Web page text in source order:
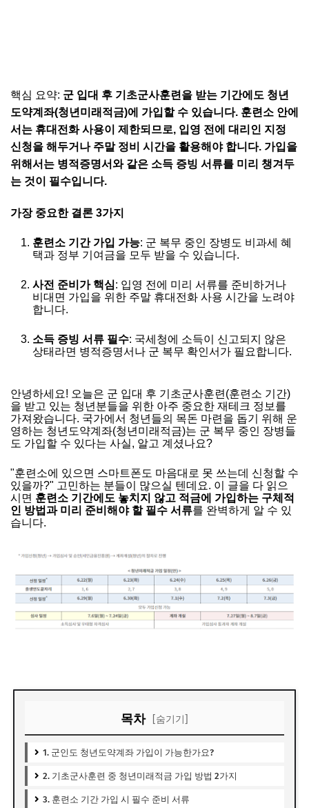
핵심 요약: 군 입대 후 기초군사훈련을 받는 기간에도 청년
도약계좌(청년미래적금)에 가입할 수 있습니다. 훈련소 안에
서는 휴대전화 사용이 제한되므로, 입영 전에 대리인 지정
신청을 해두거나 주말 정비 시간을 활용해야 합니다. 가입을
위해서는 병적증명서와 같은 소득 증빙 서류를 미리 챙겨두
는 것이 필수입니다.
가장 중요한 결론 3가지
훈련소 기간 가입 가능: 군 복무 중인 장병도 비과세 혜
택과 정부 기여금을 모두 받을 수 있습니다.
사전 준비가 핵심: 입영 전에 미리 서류를 준비하거나
비대면 가입을 위한 주말 휴대전화 사용 시간을 노려야
합니다.
소득 증빙 서류 필수: 국세청에 소득이 신고되지 않은
상태라면 병적증명서나 군 복무 확인서가 필요합니다.
안녕하세요! 오늘은 군 입대 후 기초군사훈련(훈련소 기간)
을 받고 있는 청년분들을 위한 아주 중요한 재테크 정보를
가져왔습니다. 국가에서 청년들의 목돈 마련을 돕기 위해 운
영하는 청년도약계좌(청년미래적금)는 군 복무 중인 장병들
도 가입할 수 있다는 사실, 알고 계셨나요?
"훈련소에 있으면 스마트폰도 마음대로 못 쓰는데 신청할 수
있을까?" 고민하는 분들이 많으실 텐데요. 이 글을 다 읽으
시면 훈련소 기간에도 놓치지 않고 적금에 가입하는 구체적
인 방법과 미리 준비해야 할 필수 서류를 완벽하게 알 수 있
습니다.
목차 [숨기기]
1. 군인도 청년도약계좌 가입이 가능한가요?
2. 기초군사훈련 중 청년미래적금 가입 방법 2가지
3. 훈련소 기간 가입 시 필수 준비 서류